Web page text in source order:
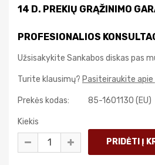
14 D. PREKIŲ GRĄŽINIMO
PROFESIONALIOS
Užsisakykite Sankabos diskas pas
Turite klausimų? Pasiteiraukite apie
Prekės kodas: 85-1601130 (EU)
Kiekis